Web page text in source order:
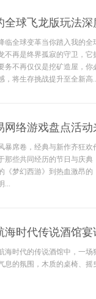
全球飞龙版玩法深
临全球变革当你踏入我的
不再是终界孤寂的守卫，
务不再仅仅是挖矿造屋，
，将生存挑战提升至全新高
网络游戏盘点活
暴席卷，经典与新作齐狂
那些共同经历的节日与庆
《梦幻西游》到热血激昂
...
海时代传说酒馆
海时代的传说酒馆中，一
息的氛围，木质的桌椅、